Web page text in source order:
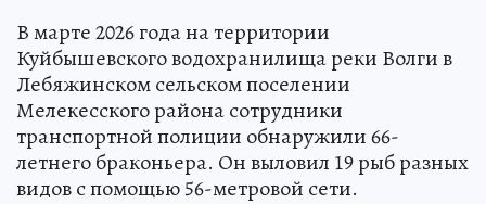
В марте 2026 года на территории
Куйбышевского водохранилища реки Волги в
Лебяжинском сельском поселении
Мелекесского района сотрудники
транспортной полиции обнаружили 66-
летнего браконьера. Он выловил 19 рыб разных
видов с помощью 56-метровой сети.